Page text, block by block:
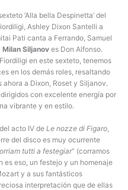
‘Alla bella Despinetta’ del
Ashley Dixon Santelli a
Pati canta a Ferrando, Samuel
Milan Siljanov es Don Alfonso.
en este sexteto, tenemos
en los demás roles, resaltando
a Dixon, Roset y Siljanov.
con excelente energía por
vibrante y en estilo.
acto IV de Le nozze di Figaro
del disco es muy ocurrente
tutti a festegiar” (corramos
es eso, un festejo y un homenaje
y a sus fantásticos
interpretación que de ellas